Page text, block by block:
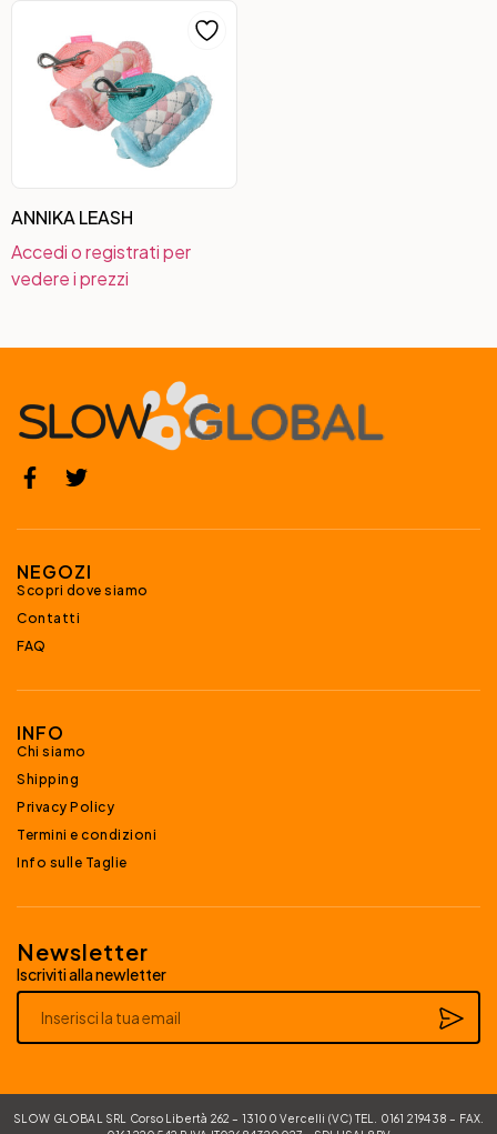
ANNIKA LEASH
Accedi o registrati per
vedere i prezzi
NEGOZI
Scopri dove siamo
Contatti
FAQ
INFO
Chi siamo
Shipping
Privacy Policy
Termini e condizioni
Info sulle Taglie
Newsletter
Iscriviti alla newletter
SLOW GLOBAL SRL Corso Libertà 262 – 13100 Vercelli (VC) TEL. 0161 219438 – FAX.